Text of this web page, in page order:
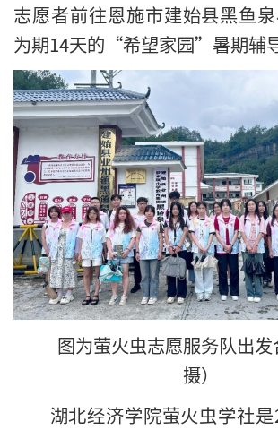
志愿者前往恩施市建始县黑鱼
为期14天的“希望家园”暑期辅导
图为萤火虫志愿服务队出
摄）
湖北经济学院萤火虫学社